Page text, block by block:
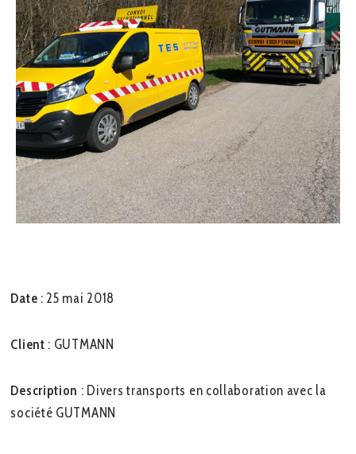
Date : 25 mai 2018
Client : GUTMANN
Description : Divers transports en collaboration avec la
société GUTMANN